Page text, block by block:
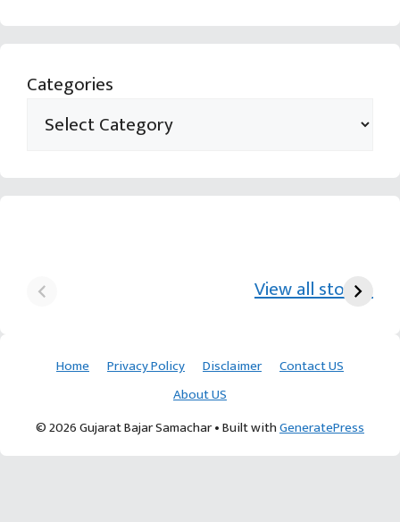
Categories
View all stories
ખેડૂતની કમાલ આચાર્ય દેવવ્રતજી
Home Privacy Policy Disclaimer
Contact US
About US
© 2026 Gujarat Bajar Samachar• Built withGeneratePress